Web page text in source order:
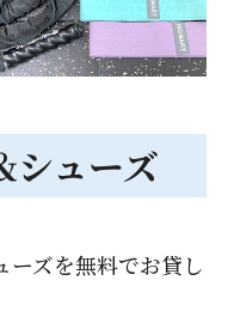
シューズ
ーズを無料でお貸し